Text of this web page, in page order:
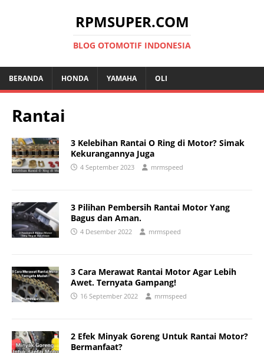
RPMSUPER.COM
BLOG OTOMOTIF INDONESIA
BERANDA HONDA YAMAHA OLI
Rantai
3 Kelebihan Rantai O Ring di Motor? Simak
Kekurangannya Juga
4 September 2023 mrmspeed
3 Pilihan Pembersih Rantai Motor Yang
Bagus dan Aman.
4 Desember 2022 mrmspeed
3 Cara Merawat Rantai Motor Agar Lebih
Awet. Ternyata Gampang!
16 September 2022 mrmspeed
2 Efek Minyak Goreng Untuk Rantai Motor?
Bermanfaat?